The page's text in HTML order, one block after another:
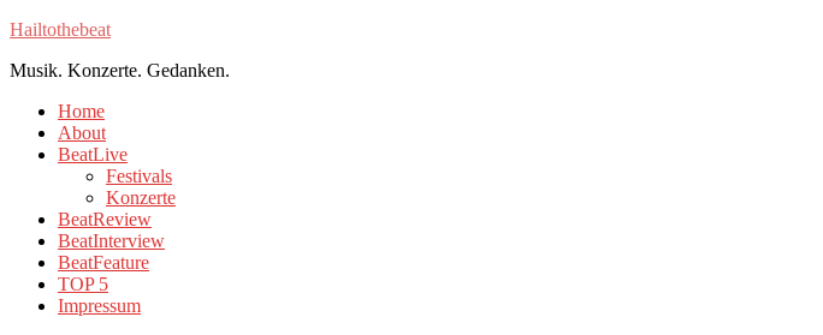
Hailtothebeat
Musik. Konzerte. Gedanken.
Home
About
BeatLive
Festivals
Konzerte
BeatReview
BeatInterview
BeatFeature
TOP 5
Impressum